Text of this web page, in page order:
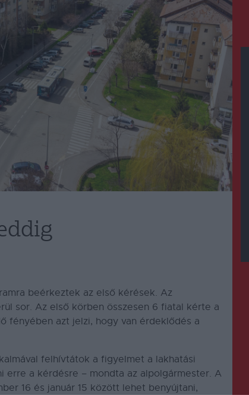
beérkeztek az első kérések. Az
sor. Az első körben összesen 6 fiatal kérte a
fényében azt jelzi, hogy van érdeklődés a
felhívtátok a figyelmet a lakhatási
erre a kérdésre – mondta az alpolgármester. A
16 és január 15 között lehet benyújtani,